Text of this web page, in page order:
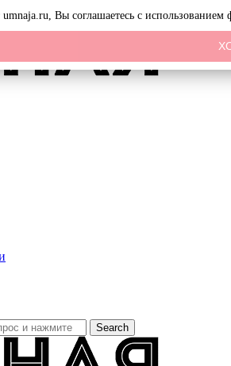
Search
umnaja.ru, Вы соглашаетесь с использованием